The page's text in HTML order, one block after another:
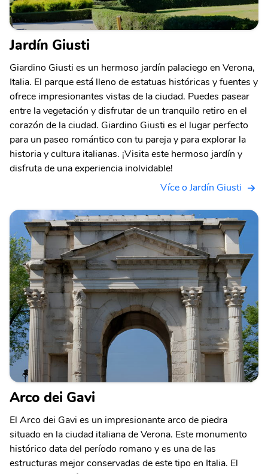
Jardín Giusti
Giardino Giusti es un hermoso jardín palaciego en Verona,
Italia. El parque está lleno de estatuas históricas y fuentes y
ofrece impresionantes vistas de la ciudad. Puedes pasear
entre la vegetación y disfrutar de un tranquilo retiro en el
corazón de la ciudad. Giardino Giusti es el lugar perfecto
para un paseo romántico con tu pareja y para explorar la
historia y cultura italianas. ¡Visita este hermoso jardín y
disfruta de una experiencia inolvidable!
Více o Jardín Giusti
Arco dei Gavi
El Arco dei Gavi es un impresionante arco de piedra
situado en la ciudad italiana de Verona. Este monumento
histórico data del período romano y es una de las
estructuras mejor conservadas de este tipo en Italia. El